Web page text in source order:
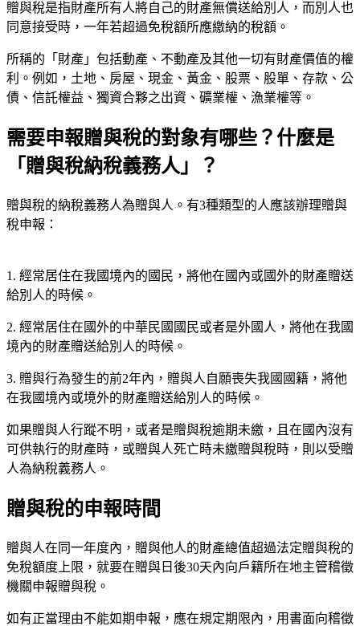
贈與稅是指財產所有人將自己的財產無償送給別人，而別人也
同意接受時，一年若超過免稅額所應繳納的稅額。
所稱的「財產」包括動產、不動產及其他一切有財產價值的權
利。例如，土地、房屋、現金、黃金、股票、股單、存款、公
債、信託權益、獨資合夥之出資、礦業權、漁業權等。
需要申報贈與稅的對象有哪些？什麼是
「贈與稅納稅義務人」？
贈與稅的納稅義務人為贈與人。有3種類型的人應該辦理贈與
稅申報：
1. 經常居住在我國境內的國民，將他在國內或國外的財產贈送
給別人的時候。
2. 經常居住在國外的中華民國國民或者是外國人，將他在我國
境內的財產贈送給別人的時候。
3. 贈與行為發生的前2年內，贈與人自願喪失我國國籍，將他
在我國境內或境外的財產贈送給別人的時候。
如果贈與人行蹤不明，或者是贈與稅逾期未繳，且在國內沒有
可供執行的財產時，或贈與人死亡時未繳贈與稅時，則以受贈
人為納稅義務人。
贈與稅的申報時間
贈與人在同一年度內，贈與他人的財產總值超過法定贈與稅的
免稅額度上限，就要在贈與日後30天內向戶籍所在地主管稽徵
機關申報贈與稅。
如有正當理由不能如期申報，應在規定期限內，用書面向稽徵